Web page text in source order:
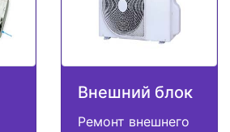
Внешний блок
Ремонт внешнего